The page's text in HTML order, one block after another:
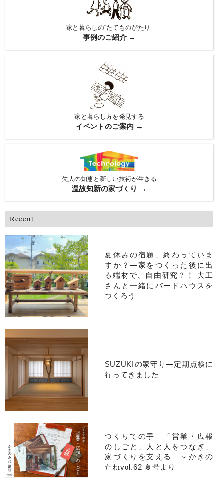
家と暮らしの“たてものがたり”
事例のご紹介 →
家と暮らし方を発見する
イベントのご案内 →
先人の知恵と新しい技術が生きる
温故知新の家づくり →
Recent
夏休みの宿題、終わっていま
すか？―家をつくった後に出
る端材で、自由研究？！ 大工
さんと一緒にバードハウスを
つくろう
SUZUKIの家守り―定期点検に
行ってきました
つくりての手 「営業・広報
のしごと」人と人をつなぎ、
家づくりを支える ～かきの
たねvol.62 夏号より